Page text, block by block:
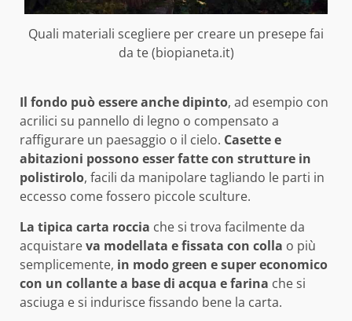
Quali materiali scegliere per creare un presepe fai
da te (biopianeta.it)
Il fondo può essere anche dipinto, ad esempio con
acrilici su pannello di legno o compensato a
raffigurare un paesaggio o il cielo. Casette e
abitazioni possono esser fatte con strutture in
polistirolo, facili da manipolare tagliando le parti in
eccesso come fossero piccole sculture.
La tipica carta roccia che si trova facilmente da
acquistareva modellata e fissata con colla o più
semplicemente, in modo green e super economico
con un collante a base di acqua e farina che si
asciuga e si indurisce fissando bene la carta.